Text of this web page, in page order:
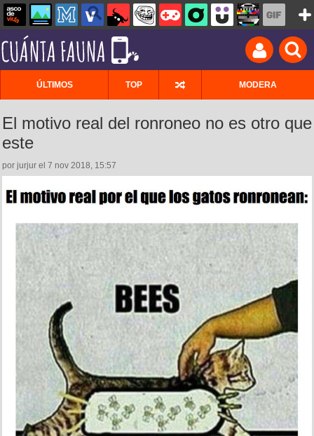
ÚLTIMOS TOP MODERA
El motivo real del ronroneo no es otro que
este
por jurjur el 7 nov 2018, 15:57